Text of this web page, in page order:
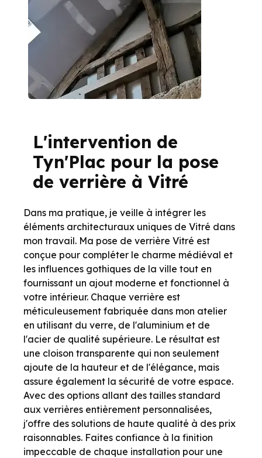
L'intervention de
Tyn'Plac pour la pose
de verrière à Vitré
Dans ma pratique, je veille à intégrer les
éléments architecturaux uniques de Vitré dans
mon travail. Ma pose de verrière Vitré est
conçue pour compléter le charme médiéval et
les influences gothiques de la ville tout en
fournissant un ajout moderne et fonctionnel à
votre intérieur. Chaque verrière est
méticuleusement fabriquée dans mon atelier
en utilisant du verre, de l'aluminium et de
l'acier de qualité supérieure. Le résultat est
une cloison transparente qui non seulement
ajoute de la hauteur et de l'élégance, mais
assure également la sécurité de votre espace.
Avec des options allant des tailles standard
aux verrières entièrement personnalisées,
j'offre des solutions de haute qualité à des prix
raisonnables. Faites confiance à la finition
impeccable de chaque installation pour une